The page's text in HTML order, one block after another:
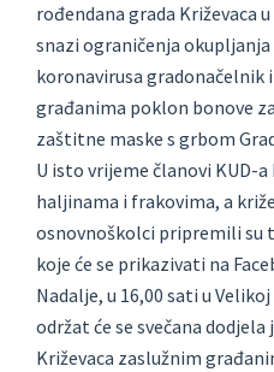
rođendana grada Križevaca
snazi ograničenja
koronavirusa gradonačelnik
građanima poklon bonove
zaštitne maske s grbom
U isto vrijeme članovi KUD-
haljinama i frakovima, a
osnovnoškolci pripremili su
koje će se prikazivati na
Nadalje, u 16,00 sati u
održat će se svečana
Križevaca zaslužnim